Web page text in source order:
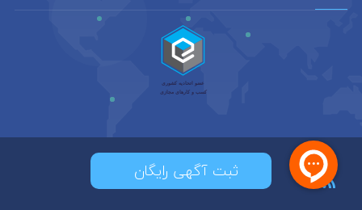
ثبت آگهی رایگان